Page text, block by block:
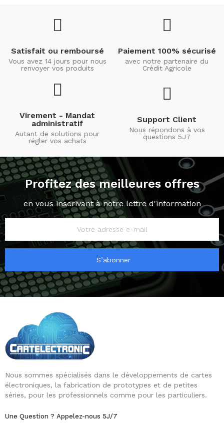
Satisfait ou remboursé
Vous avez 14 jours pour nous
renvoyer vos produits
Paiement 100% sécurisé
avec notre partenaire du
Crédit Agricole
Virement - Mandat
administratif
Autant de solutions pour
régler vos achats
Support Client
Nous répondons à vos
questions 5J7
Profitez des meilleures offres
en vous inscrivant à notre lettre d'information
S’abonner
Nous sommes spécialisés dans le développements de cartes
électroniques, la fabrication de prototypes et de petites
séries, pour les professionnels comme pour les particuliers.
Une Question ? Appelez-nous 5J/7